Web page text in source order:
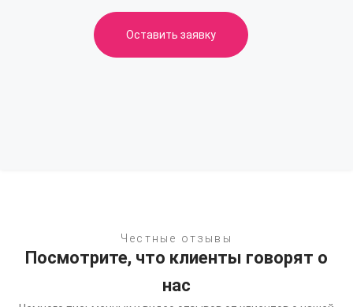
Оставить заявку
Честные отзывы
Посмотрите, что клиенты говорят о
нас